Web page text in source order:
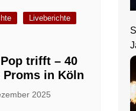
Liveberichte
trifft – 40
in Köln
2025